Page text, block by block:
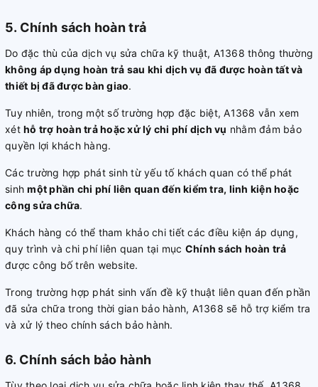
5. Chính sách hoàn trả
Do đặc thù của dịch vụ sửa chữa kỹ thuật, A1368 thông thường
không áp dụng hoàn trả sau khi dịch vụ đã được hoàn tất và
thiết bị đã được bàn giao.
Tuy nhiên, trong một số trường hợp đặc biệt, A1368 vẫn xem
xét hỗ trợ hoàn trả hoặc xử lý chi phí dịch vụ nhằm đảm bảo
quyền lợi khách hàng.
Các trường hợp phát sinh từ yếu tố khách quan có thể phát
sinhmột phần chi phí liên quan đến kiểm tra, linh kiện hoặc
công sửa chữa.
Khách hàng có thể tham khảo chi tiết các điều kiện áp dụng,
quy trình và chi phí liên quan tại mục Chính sách hoàn trả
được công bố trên website.
Trong trường hợp phát sinh vấn đề kỹ thuật liên quan đến phần
đã sửa chữa trong thời gian bảo hành, A1368 sẽ hỗ trợ kiểm tra
và xử lý theo chính sách bảo hành.
6. Chính sách bảo hành